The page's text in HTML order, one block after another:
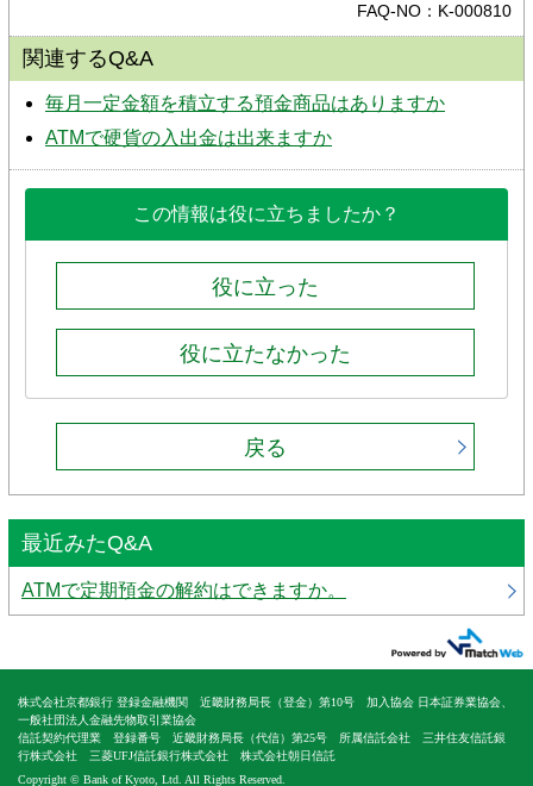
FAQ-NO：K-000810
関連するQ&A
毎月一定金額を積立する預金商品はありますか
ATMで硬貨の入出金は出来ますか
この情報は役に立ちましたか？
役に立った
役に立たなかった
戻る
最近みたQ&A
ATMで定期預金の解約はできますか。
株式会社京都銀行 登録金融機関 近畿財務局長（登金）第10号 加入協会 日本証券業協会、
一般社団法人金融先物取引業協会
信託契約代理業 登録番号 近畿財務局長（代信）第25号 所属信託会社 三井住友信託銀
行株式会社 三菱UFJ信託銀行株式会社 株式会社朝日信託
Copyright © Bank of Kyoto, Ltd. All Rights Reserved.